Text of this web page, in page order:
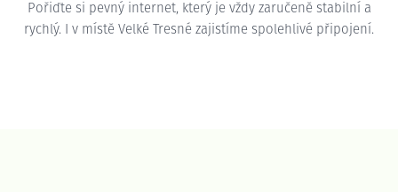
Pořiďte si pevný internet, který je vždy zaručeně stabilní a
rychlý. I v místě Velké Tresné zajistíme spolehlivé připojení.